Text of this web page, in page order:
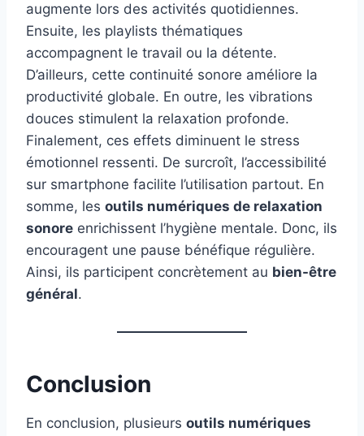
augmente lors des activités quotidiennes.
Ensuite, les playlists thématiques
accompagnent le travail ou la détente.
D’ailleurs, cette continuité sonore améliore la
productivité globale. En outre, les vibrations
douces stimulent la relaxation profonde.
Finalement, ces effets diminuent le stress
émotionnel ressenti. De surcroît, l’accessibilité
sur smartphone facilite l’utilisation partout. En
somme, les outils numériques de relaxation
sonore enrichissent l’hygiène mentale. Donc, ils
encouragent une pause bénéfique régulière.
Ainsi, ils participent concrètement au bien-être
général.
Conclusion
En conclusion, plusieurs outils numériques